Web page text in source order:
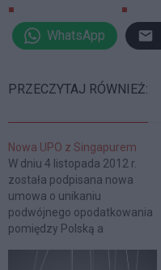
WhatsApp
PRZECZYTAJ RÓWNIEŻ:
Nowa UPO z Singapurem
W dniu 4 listopada 2012 r.
została podpisana nowa
umowa o unikaniu
podwójnego opodatkowania
pomiędzy Polską a
wszystkim zmieniona